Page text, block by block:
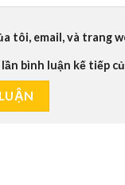
tôi, email, và trang
bình luận kế tiếp